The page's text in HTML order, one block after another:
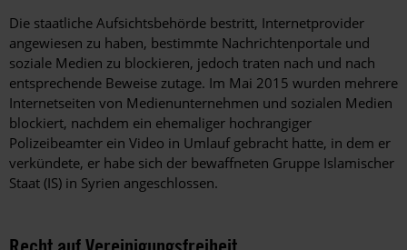
Die staatliche Aufsichtsbehörde bestritt, Internetprovider
angewiesen zu haben, bestimmte Nachrichtenportale und
soziale Medien zu blockieren, jedoch traten nach und nach
entsprechende Beweise zutage. Im Mai 2015 wurden mehrere
Internetseiten von Medienunternehmen und sozialen Medien
blockiert, nachdem ein ehemaliger hochrangiger
Polizeibeamter ein Video in Umlauf gebracht hatte, in dem er
verkündete, er habe sich der bewaffneten Gruppe Islamischer
Staat (IS) in Syrien angeschlossen.